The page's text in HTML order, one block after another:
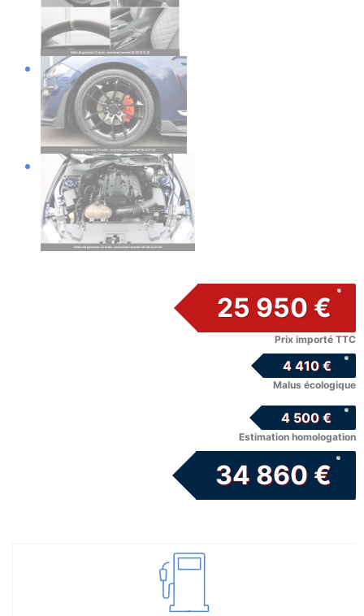
25 950 €
Prix importé TTC
4 410 €
Malus écologique
4 500 €
Estimation homologation
34 860 €